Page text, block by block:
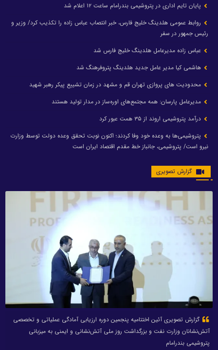
پایان تایم اداری در پتروشیمی بندرامام ساعت ۱۲ اعلام شد
روابط عمومی هلدینگ خلیج فارس، خبر انتصاب عباس زاده را تکذیب کرد/ وزیر و
رئیس جمهور در سفر
عباس زاده مدیرعامل هلدینگ خلیج فارس شد
هاشمی کیا مدیر عامل جدید هلدینگ پتروفرهنگ شد
محدودیت های پروازی تهران قم و مشهد در زمان تشییع پیکر رهبر شهید
مدیرعامل پارسان: همه مجتمع‌های اوره‌ساز در مدار تولید هستند
درآمد پتروشیمی اروند از ۳۵ همت عبور کرد
پتروشیمی‌ها به وعده خود وفا کردند؛ اکنون نوبت تحقق وعده دولت توسط وزارت
نیرو است/ پتروشیمی، جانباز خط مقدم اقتصاد ایران است
گزارش تصویری
گزارش تصویری آئین اختتامیه پنجمین دوره ارزیابی آمادگی عملیاتی و تخصصی
آتش‌نشانان وزارت نفت و بزرگداشت روز ملی آتش‌نشانی و ایمنی به میزبانی
پتروشیمی بندرامام